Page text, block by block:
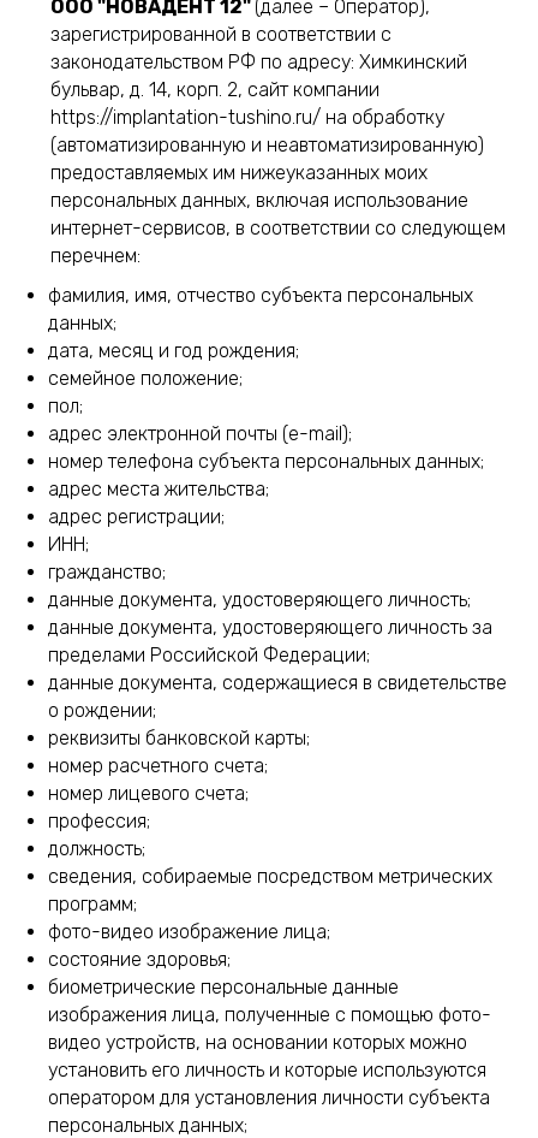
ООО "НОВАДЕНТ 12" (далее – Оператор),
зарегистрированной в соответствии с
законодательством РФ по адресу: Химкинский
бульвар, д. 14, корп. 2, сайт компании
https://implantation-tushino.ru/ на обработку
(автоматизированную и неавтоматизированную)
предоставляемых им нижеуказанных моих
персональных данных, включая использование
интернет-сервисов, в соответствии со следующем
перечнем:
фамилия, имя, отчество субъекта персональных
данных;
дата, месяц и год рождения;
семейное положение;
пол;
адрес электронной почты (e-mail);
номер телефона субъекта персональных данных;
адрес места жительства;
адрес регистрации;
ИНН;
гражданство;
данные документа, удостоверяющего личность;
данные документа, удостоверяющего личность за
пределами Российской Федерации;
данные документа, содержащиеся в свидетельстве
о рождении;
реквизиты банковской карты;
номер расчетного счета;
номер лицевого счета;
профессия;
должность;
сведения, собираемые посредством метрических
программ;
фото-видео изображение лица;
состояние здоровья;
биометрические персональные данные
изображения лица, полученные с помощью фото-
видео устройств, на основании которых можно
установить его личность и которые используются
оператором для установления личности субъекта
персональных данных;